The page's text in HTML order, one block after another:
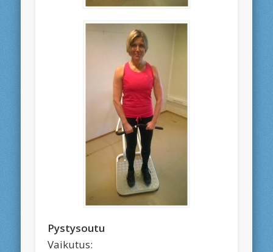
Pystysoutu
Vaikutus: